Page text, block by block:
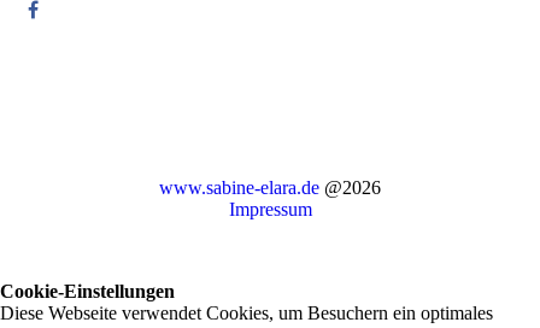
www.sabine-elara.de @2026
Impressum
Cookie-Einstellungen
Diese Webseite verwendet Cookies, um Besuchern ein optimales